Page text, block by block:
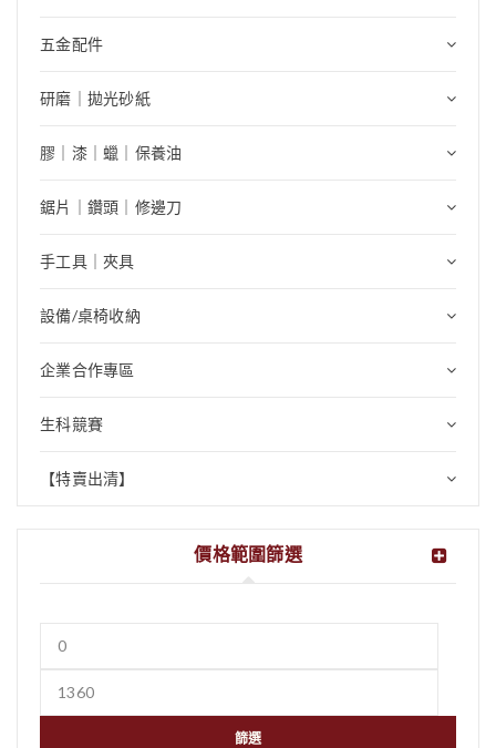
五金配件
研磨｜拋光砂紙
膠｜漆｜蠟｜保養油
鋸片｜鑽頭｜修邊刀
手工具｜夾具
設備/桌椅收納
企業合作專區
生科競賽
【特賣出清】
價格範圍篩選
篩選